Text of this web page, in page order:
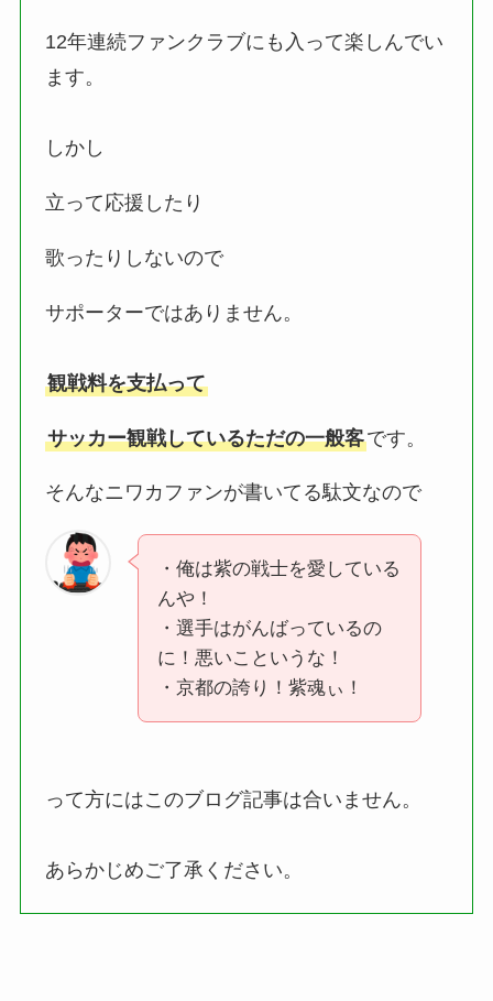
12年連続ファンクラブにも入って楽しんでい
ます。
しかし
立って応援したり
歌ったりしないので
サポーターではありません。
観戦料を支払って
サッカー観戦しているただの一般客です。
そんなニワカファンが書いてる駄文なので
・俺は紫の戦士を愛している
んや！
・選手はがんばっているの
に！悪いこというな！
・京都の誇り！紫魂ぃ！
って方にはこのブログ記事は合いません。
あらかじめご了承ください。